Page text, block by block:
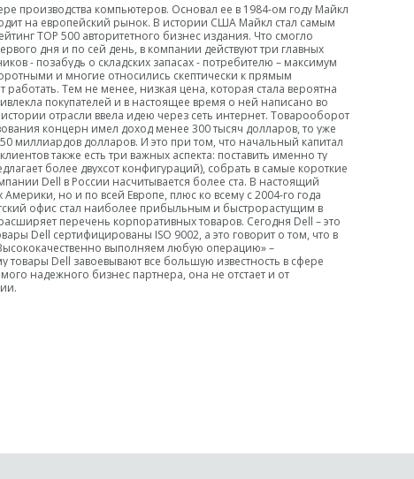
производства компьютеров. Основал ее в 1984-ом году Майкл
на европейский рынок. В истории США Майкл стал самым
TOP 500 авторитетного бизнес издания. Что смогло
дня и по сей день, в компании действуют три главных
- позабудь о складских запасах - потребителю – максимум
и многие относились скептически к прямым
Тем не менее, низкая цена, которая стала вероятна
покупателей и в настоящее время о ней написано во
отрасли ввела идею через сеть интернет. Товарооборот
концерн имел доход менее 300 тысяч долларов, то уже
миллиардов долларов. И это при том, что начальный капитал
также есть три важных аспекта: поставить именно ту
более двухсот конфигураций), собрать в самые короткие
Dell в России насчитывается более ста. В настоящий
но и по всей Европе, плюс ко всему с 2004-го года
офис стал наиболее прибыльным и быстрорастущим в
перечень корпоративных товаров. Сегодня Dell – это
Dell сертифицированы ISO 9002, а это говорит о том, что в
выполняем любую операцию» –
Dell завоевывают все большую известность в сфере
надежного бизнес партнера, она не отстает и от